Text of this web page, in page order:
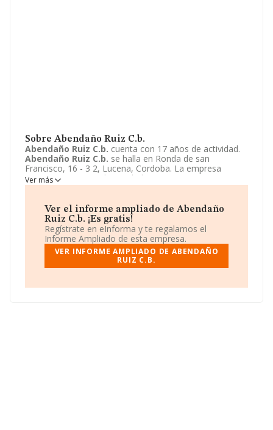
Sobre Abendaño Ruiz C.b.
Abendaño Ruiz C.b. cuenta con 17 años de actividad.
Abendaño Ruiz C.b. se halla en Ronda de san
Francisco, 16 - 3 2, Lucena, Cordoba. La empresa
enmarca su principal actividad CNAE como 6820 -
Alquiler de bienes inmobiliarios por cuenta propia.
Comunidad de bienes.
Ver más
Ver el informe ampliado de Abendaño
Ruiz C.b. ¡Es gratis!
Regístrate en eInforma y te regalamos el
Informe Ampliado de esta empresa.
VER INFORME AMPLIADO DE ABENDAÑO
RUIZ C.B.